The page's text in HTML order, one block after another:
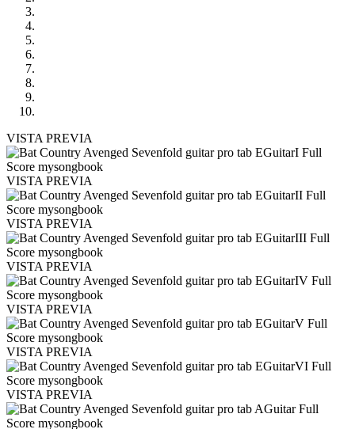
VISTA PREVIA
VISTA PREVIA
VISTA PREVIA
VISTA PREVIA
VISTA PREVIA
VISTA PREVIA
VISTA PREVIA